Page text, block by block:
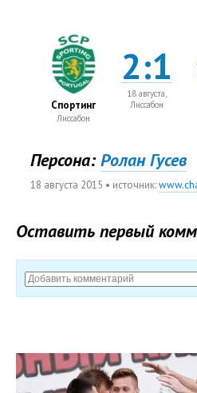
Спортинг
Лиссабон
2:1
18 августа,
Лиссабон
Персона: Ролан Гусев
18 августа 2015 • источник:
Оставить первый